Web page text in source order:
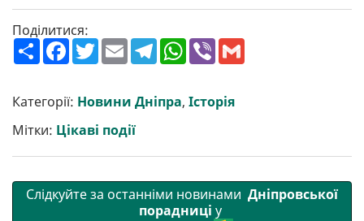
Поділитися:
П
о
ш
р
и
и
F
a
c
b
o
o
k
T
w
t
e
E
m
a
l
T
e
g
r
W
h
a
s
A
V
b
r
Категорії: Новини Дніпра, Історія
Мітки: Цікаві події
Слідкуйте за останніми новинами Дніпровської
порадниці у